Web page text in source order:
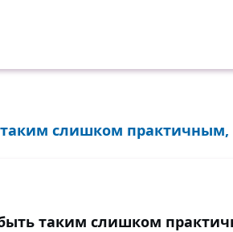
слишком практичным,
таким слишком